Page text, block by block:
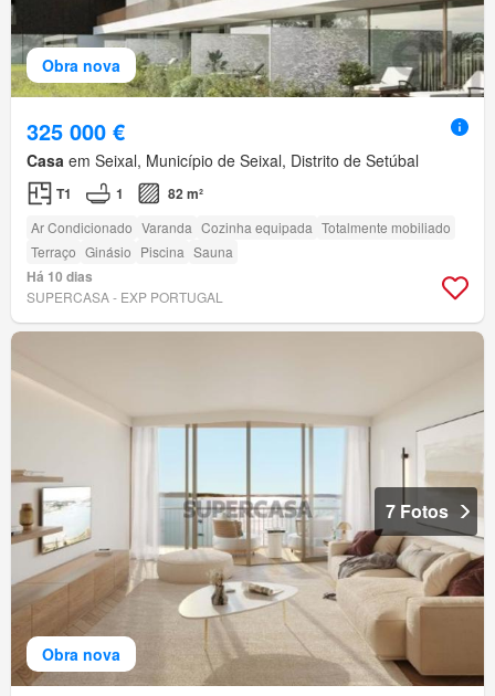
Obra nova
325 000 €
Casa em Seixal, Município de Seixal, Distrito de Setúbal
T1 1 82 m²
Ar Condicionado Varanda Cozinha equipada Totalmente mobiliado
Terraço Ginásio Piscina Sauna
Há 10 dias
SUPERCASA - EXP PORTUGAL
Obra nova
7 Fotos